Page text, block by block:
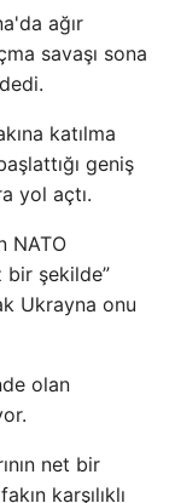
ağır
savaşı sona
katılma
geniş
yol açtı.
NATO
bir şekilde”
Ukrayna onu
olan
net bir
karşılıklı